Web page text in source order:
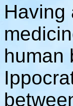
Having
human